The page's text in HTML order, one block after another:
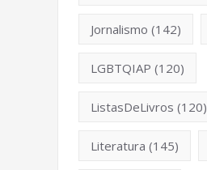
Jornalismo (142)
LGBTQIAP (120)
ListasDeLivros (120)
Literatura (145)